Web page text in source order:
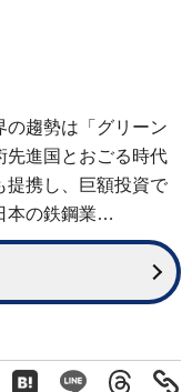
の趨勢は「グリーン
先進国とおごる時代
提携し、巨額投資で
本の鉄鋼業…